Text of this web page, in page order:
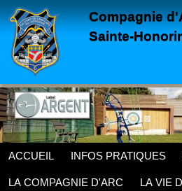
Compagnie
Sainte-
ACCUEIL INFOS PRATIQUES
LA COMPAGNIE D'ARC LA VIE
Panneau de gestion des cookies